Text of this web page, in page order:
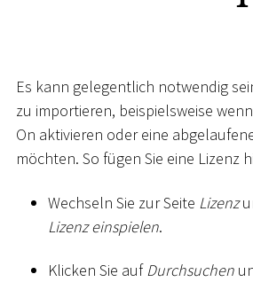
Es kann gelegentlich notwendig
zu importieren, beispielsweise
On aktivieren oder eine
möchten. So fügen Sie eine Lizenz
Wechseln Sie zur Seite Lizenz
Lizenz einspielen.
Klicken Sie aufDurchsuchen